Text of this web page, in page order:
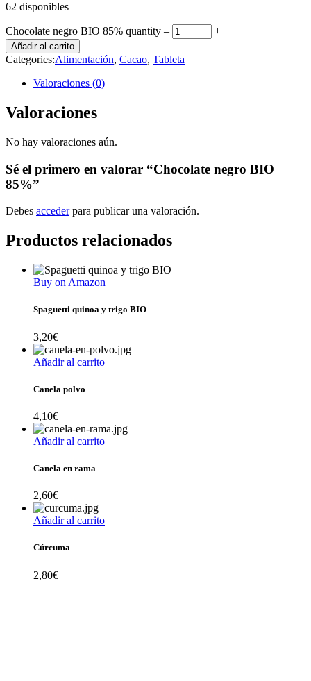
62 disponibles
Chocolate negro BIO 85% quantity ‒ +
Añadir al carrito
Categories:Alimentación, Cacao, Tableta
Valoraciones (0)
Valoraciones
No hay valoraciones aún.
Sé el primero en valorar “Chocolate negro BIO
85%”
Debes accederpara publicar una valoración.
Productos relacionados
Buy on Amazon
Spaguetti quinoa y trigo BIO
3,20€
Añadir al carrito
Canela polvo
4,10€
Añadir al carrito
Canela en rama
2,60€
Añadir al carrito
Cúrcuma
2,80€